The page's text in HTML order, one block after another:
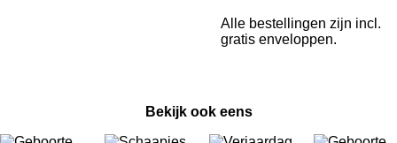
Alle bestellingen zijn incl.
gratis enveloppen.
Bekijk ook eens